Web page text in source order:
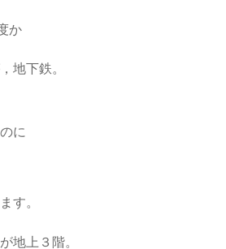
か
地下鉄。
に
す。
地上３階。